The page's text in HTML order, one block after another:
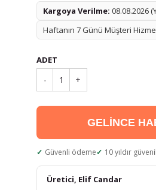
Kargoya Verilme: 08.08.2026
Haftanın 7 Günü Müşteri
ADET
- 1 +
GELİNCE
Güvenli ödeme 10 yıldır
Üretici, Elif Candar